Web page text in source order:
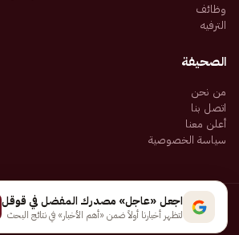
وظائف
الترفيه
الصحيفة
من نحن
اتصل بنا
أعلن معنا
سياسة الخصوصية
جميع الحقوق محفوظة لـ شركة إيجاز للنشر الإلكتروني
سياسة الخصوصيةشروط الاستخدام
اجعل «عاجل» مصدرك المفضل في قوقل
لتظهر أخبارنا أولاً ضمن «أهم الأخبار» في نتائج البحث